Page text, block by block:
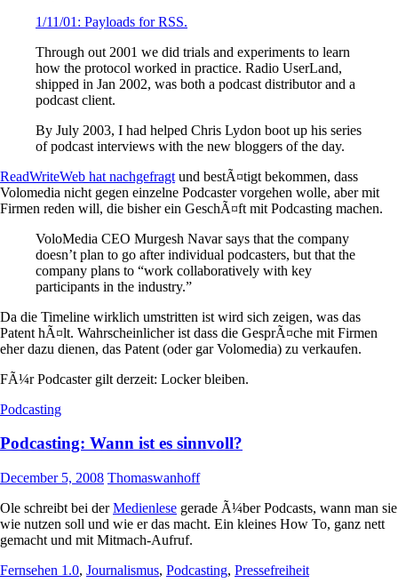
1/11/01: Payloads for RSS.
Through out 2001 we did trials and experiments to learn
how the protocol worked in practice. Radio UserLand,
shipped in Jan 2002, was both a podcast distributor and a
podcast client.
By July 2003, I had helped Chris Lydon boot up his series
of podcast interviews with the new bloggers of the day.
ReadWriteWeb hat nachgefragt und bestÃ¤tigt bekommen, dass
Volomedia nicht gegen einzelne Podcaster vorgehen wolle, aber mit
Firmen reden will, die bisher ein GeschÃ¤ft mit Podcasting machen.
VoloMedia CEO Murgesh Navar says that the company
doesn’t plan to go after individual podcasters, but that the
company plans to “work collaboratively with key
participants in the industry.”
Da die Timeline wirklich umstritten ist wird sich zeigen, was das
Patent hÃ¤lt. Wahrscheinlicher ist dass die GesprÃ¤che mit Firmen
eher dazu dienen, das Patent (oder gar Volomedia) zu verkaufen.
FÃ¼r Podcaster gilt derzeit: Locker bleiben.
Podcasting
Podcasting: Wann ist es sinnvoll?
December 5, 2008 Thomaswanhoff
Ole schreibt bei derMedienlese gerade Ã¼ber Podcasts, wann man sie
wie nutzen soll und wie er das macht. Ein kleines How To, ganz nett
gemacht und mit Mitmach-Aufruf.
Fernsehen 1.0, Journalismus, Podcasting, Pressefreiheit